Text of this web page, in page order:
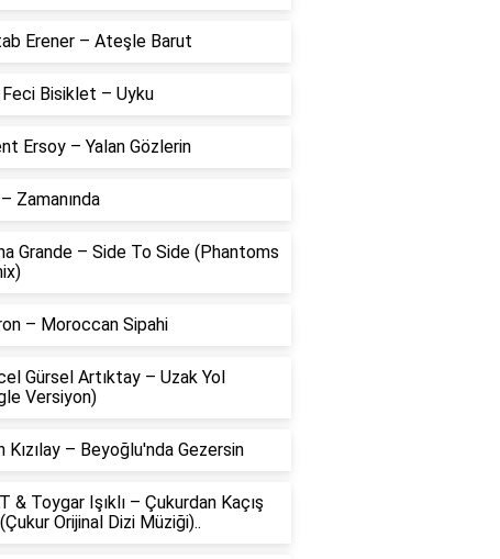
Erener – Ateşle Barut
Bisiklet – Uyku
Ersoy – Yalan Gözlerin
Zamanında
Grande – Side To Side (Phantoms
– Moroccan Sipahi
Gürsel Artıktay – Uzak Yol
Versiyon)
Kızılay – Beyoğlu'nda Gezersin
& Toygar Işıklı – Çukurdan Kaçış
Orijinal Dizi Müziği)..